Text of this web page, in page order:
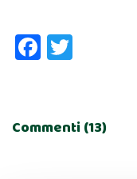
Facebook
Commenti (13)